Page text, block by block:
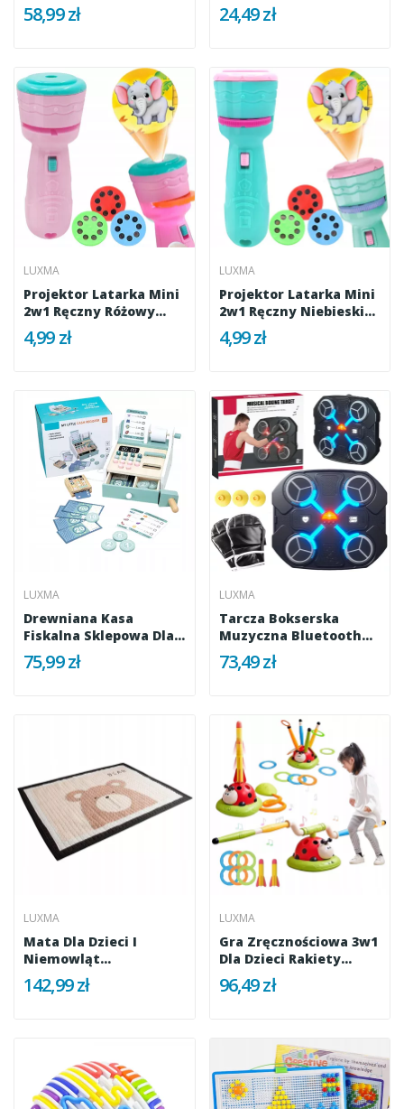
58,99 zł 24,49 zł
LUXMA
Projektor Latarka Mini
2w1 Ręczny Różowy
Dla...
4,99 zł
LUXMA
Projektor Latarka Mini
2w1 Ręczny Niebieski
Dla...
4,99 zł
LUXMA
Drewniana Kasa
Fiskalna Sklepowa Dla
Dzieci...
75,99 zł
LUXMA
Tarcza Bokserska
Muzyczna Bluetooth
LED Smart...
73,49 zł
LUXMA
Mata Dla Dzieci I
Niemowląt
Antypoślizgowa Duża...
142,99 zł
LUXMA
Gra Zręcznościowa 3w1
Dla Dzieci Rakiety
Ringo...
96,49 zł